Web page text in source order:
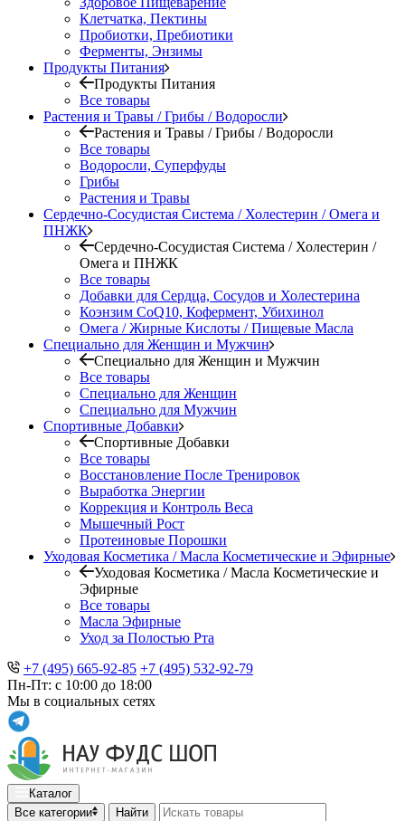
Клетчатка, Пектины
Пробиотки, Пребиотики
Ферменты, Энзимы
Продукты Питания
Продукты Питания
Все товары
Растения и Травы / Грибы / Водоросли
Растения и Травы / Грибы / Водоросли
Все товары
Водоросли, Суперфуды
Грибы
Растения и Травы
Сердечно-Сосудистая Система / Холестерин / Омега и
ПНЖК
Сердечно-Сосудистая Система / Холестерин /
Омега и ПНЖК
Все товары
Добавки для Сердца, Сосудов и Холестерина
Коэнзим CoQ10, Кофермент, Убихинол
Омега / Жирные Кислоты / Пищевые Масла
Специально для Женщин и Мужчин
Специально для Женщин и Мужчин
Все товары
Специально для Женщин
Специально для Мужчин
Спортивные Добавки
Спортивные Добавки
Все товары
Восстановление После Тренировок
Выработка Энергии
Коррекция и Контроль Веса
Мышечный Рост
Протеиновые Порошки
Уходовая Косметика / Масла Косметические и Эфирные
Уходовая Косметика / Масла Косметические и
Эфирные
Все товары
Масла Эфирные
Уход за Полостью Рта
+7 (495) 665-92-85 +7 (495) 532-92-79
Пн-Пт: с 10:00 до 18:00
Мы в социальных сетях
Каталог
Все категории
Найти